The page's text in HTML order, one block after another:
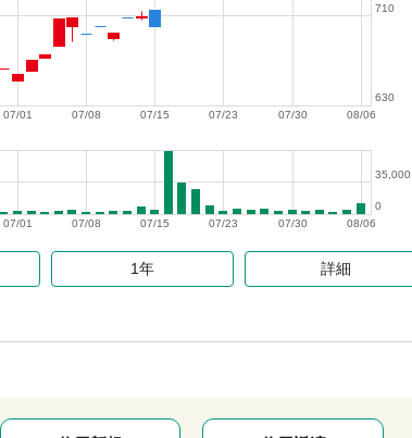
08/06
07/30
07/23
07/15
07/08
07/01
630
710
08/06
07/30
07/23
07/15
07/08
07/01
0
35,000
1年 詳細